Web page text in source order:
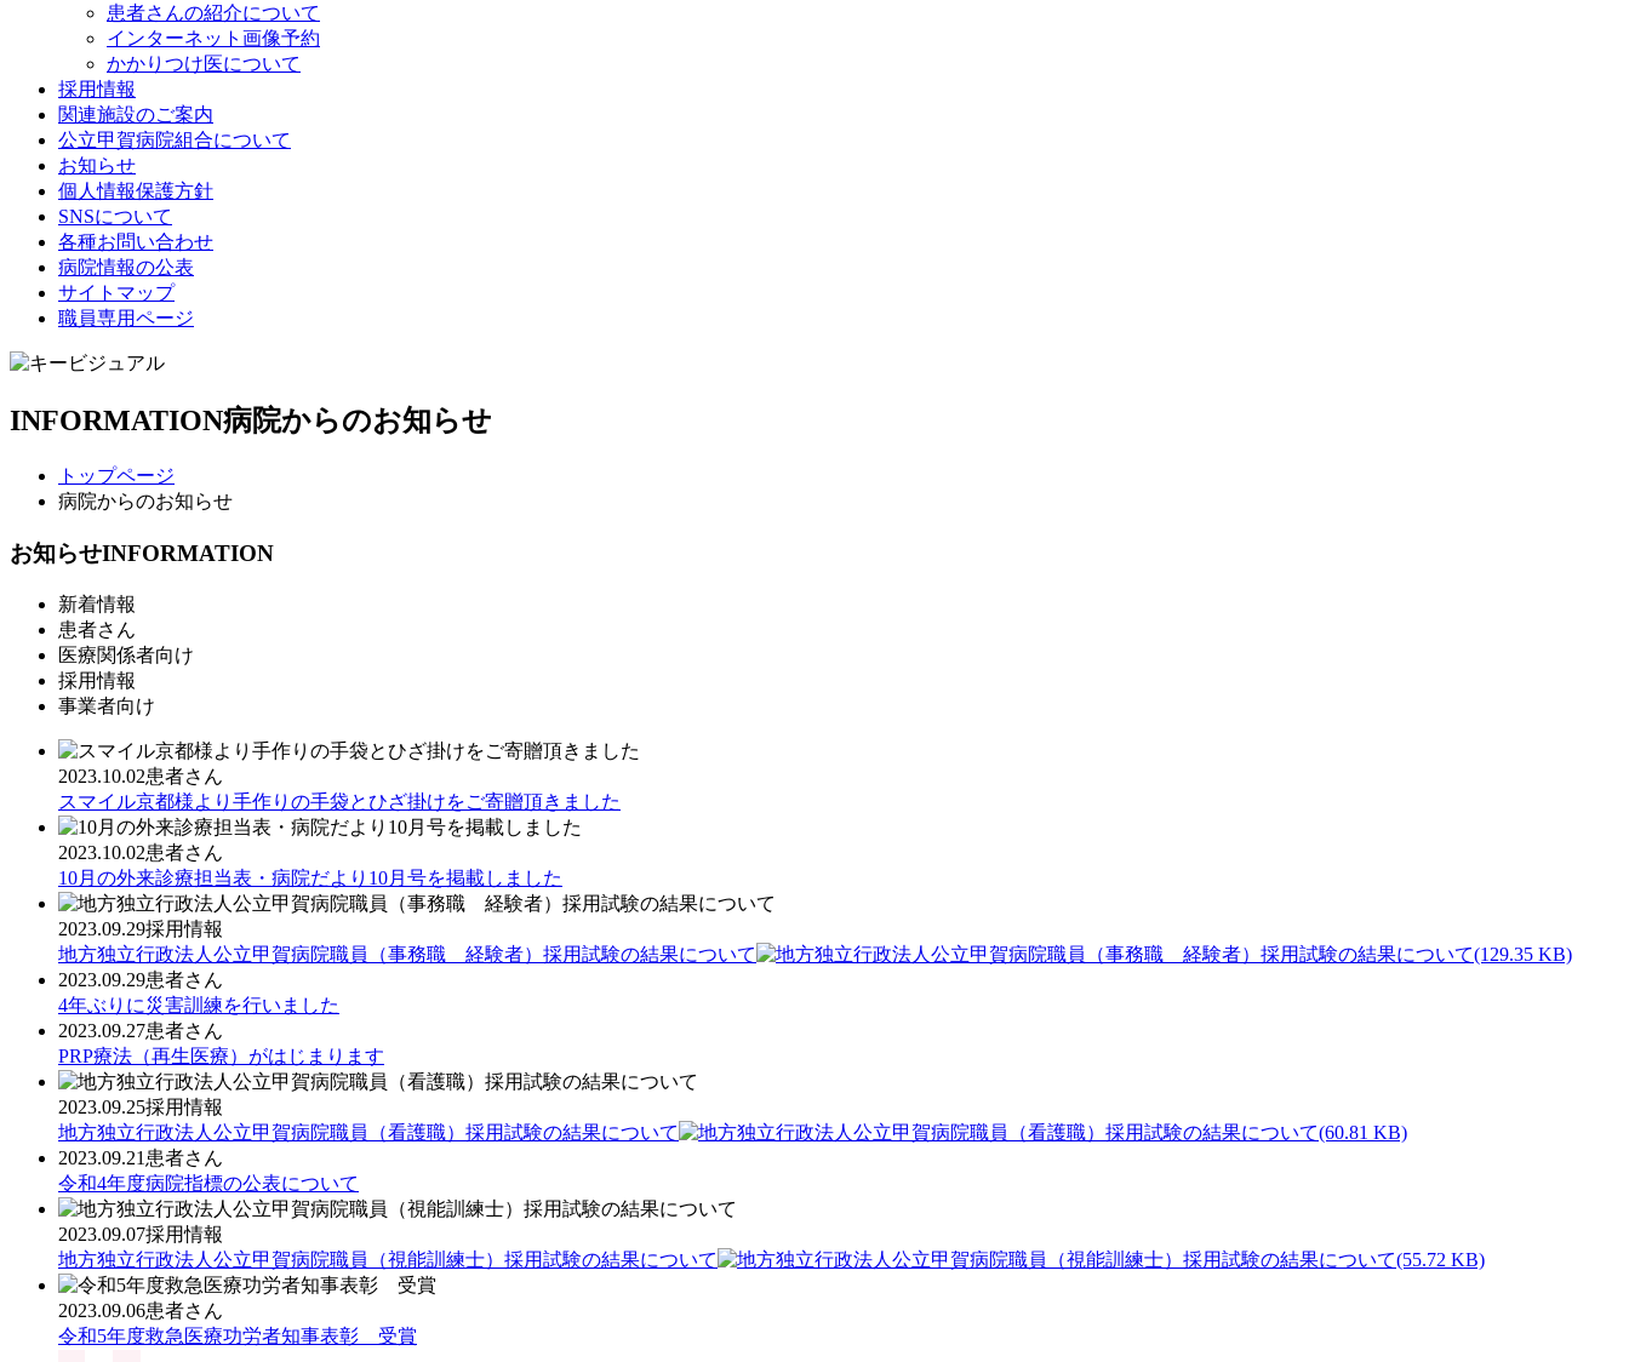
患者さんの紹介について
インターネット画像予約
かかりつけ医について
採用情報
関連施設のご案内
公立甲賀病院組合について
お知らせ
個人情報保護方針
SNSについて
各種お問い合わせ
病院情報の公表
サイトマップ
職員専用ページ
INFORMATION病院からのお知らせ
トップページ
病院からのお知らせ
お知らせINFORMATION
新着情報
患者さん
医療関係者向け
採用情報
事業者向け
2023.10.02患者さん
スマイル京都様より手作りの手袋とひざ掛けをご寄贈頂きました
2023.10.02患者さん
10月の外来診療担当表・病院だより10月号を掲載しました
2023.09.29採用情報
地方独立行政法人公立甲賀病院職員（事務職 経験者）採用試験の結果について
(129.35 KB)
2023.09.29患者さん
4年ぶりに災害訓練を行いました
2023.09.27患者さん
PRP療法（再生医療）がはじまります
2023.09.25採用情報
地方独立行政法人公立甲賀病院職員（看護職）採用試験の結果について
(60.81 KB)
2023.09.21 患者さん
令和4年度病院指標の公表について
2023.09.07採用情報
地方独立行政法人公立甲賀病院職員（視能訓練士）採用試験の結果について
(55.72 KB)
2023.09.06患者さん
令和5年度救急医療功労者知事表彰 受賞